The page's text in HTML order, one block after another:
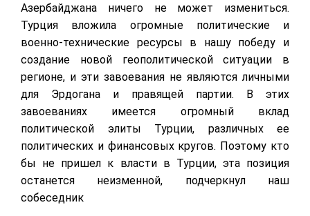
Азербайджана ничего не может измениться.
Турция вложила огромные политические и
военно-технические ресурсы в нашу победу и
создание новой геополитической ситуации в
регионе, и эти завоевания не являются личными
для Эрдогана и правящей партии. В этих
завоеваниях имеется огромный вклад
политической элиты Турции, различных ее
политических и финансовых кругов. Поэтому кто
бы не пришел к власти в Турции, эта позиция
останется неизменной, подчеркнул наш
собеседник